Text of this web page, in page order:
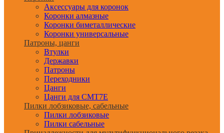
Аксессуары для коронок
Коронки алмазные
Коронки биметаллические
Коронки универсальные
Патроны, цанги
Втулки
Державки
Патроны
Переходники
Цанги
Цанги для CMT7E
Пилки лобзиковые, сабельные
Пилки лобзиковые
Пилки сабельные